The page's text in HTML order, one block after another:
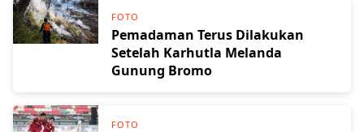
FOTO
Pemadaman Terus Dilakukan
Setelah Karhutla Melanda
Gunung Bromo
FOTO